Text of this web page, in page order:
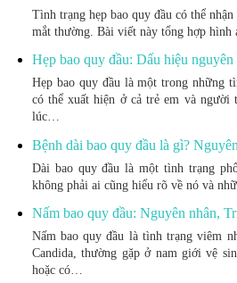
Tình trạng hẹp bao quy đầu có thể
mắt thường. Bài viết này tổng hợp hình
Hẹp bao quy đầu: Dấu hiệu
Hẹp bao quy đầu là một trong những
có thể xuất hiện ở cả trẻ em và người
lúc…
Bệnh dài bao quy đầu là gì?
Dài bao quy đầu là một tình trạng
không phải ai cũng hiểu rõ về nó và
Nấm bao quy đầu: Nguyên nhân,
Nấm bao quy đầu là tình trạng viêm
Candida, thường gặp ở nam giới vệ
hoặc có…